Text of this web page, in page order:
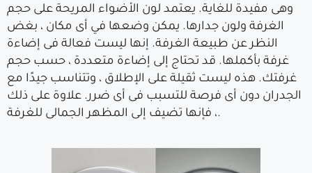
وهى مفيدة للغاية. يعتمد لون الأضواء المريحة على حجم
الغرفة ولون جدارها. يمكن وضعها في أى مكان ، بغض
النظر عن طبيعة الغرفة. إنها ليست فعالة فى إضاءة
غرفة بأكملها. قد تحتاج إلى إضاءة متعددة ، حسب حجم
غرفتك. هذه ليست ثقيلة على الإطلاق ، وتتناسب جيدًا مع
الجدران دون أى فرصة للتسبب فى أى ضرر. علاوة على ذلك
، فإنها تضيف إلى المظهر الجمالى للغرفة.